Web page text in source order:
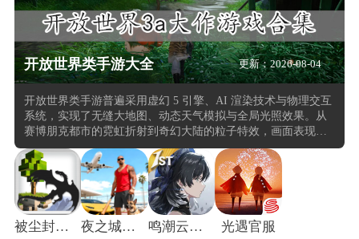
开放世界类手游大全 更新：2026-08-04
开放世界类手游普遍采用虚幻 5 引擎、AI 渲染技术与物理交互
系统，实现了无缝大地图、动态天气模拟与全局光照效果。从
赛博朋克都市的霓虹折射到奇幻大陆的粒子特效，画面表现力
突破移动端上限，本合集中的的部分作品甚至支持四人联机协
同解谜与实时面部捕捉剧情动画。在玩法设计上，开放世界3A
手游同时也强调多元交互与系统性玩法，玩家能参与战斗、采
集、建造、社交等丰富活动，部分作品还融入AI驱动的事件系
统，增强世界的动态响应与真实感。
被尘封的故事最新版本 夜之城开放世界 鸣潮云游戏 光遇官服